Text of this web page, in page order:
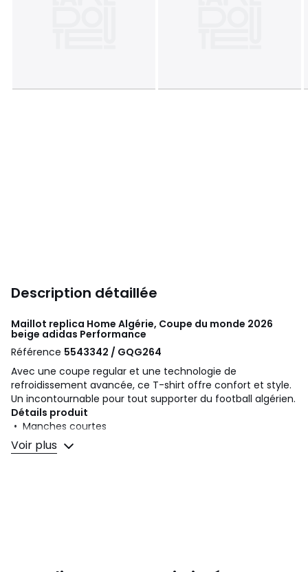
Description détaillée
Maillot replica Home Algérie, Coupe du monde 2026
beige adidas Performance
Référence 5543342 / GQG264
Avec une coupe regular et une technologie de
refroidissement avancée, ce T-shirt offre confort et style.
Un incontournable pour tout supporter du football algérien.
Détails produit
• Manches courtes
• Col rond, empiècements épaules et bandes aux
manches contrastants
Voir plus